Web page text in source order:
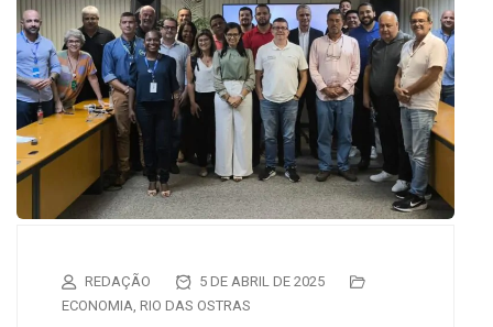
REDAÇÃO
5 DE ABRIL DE 2025
ECONOMIA RIO DAS OSTRAS